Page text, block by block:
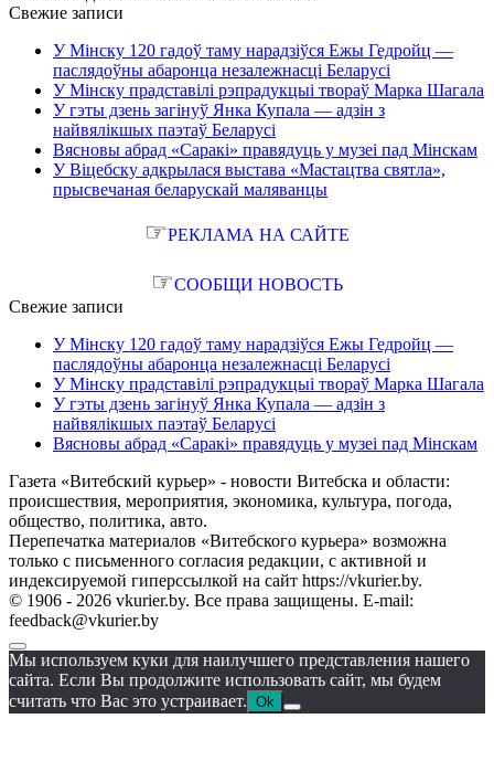
Свежие записи
У Мінску 120 гадоў таму нарадзіўся Ежы Гедройц —
паслядоўны абаронца незалежнасці Беларусі
У Мінску прадставілі рэпрадукцыі твораў Марка Шагала
У гэты дзень загінуў Янка Купала — адзін з
найвялікшых паэтаў Беларусі
Вясновы абрад «Саракі» правядуць у музеі пад Мінскам
У Віцебску адкрылася выстава «Мастацтва святла»,
прысвечаная беларускай маляванцы
☞РЕКЛАМА НА САЙТЕ
☞СООБЩИ НОВОСТЬ
Свежие записи
У Мінску 120 гадоў таму нарадзіўся Ежы Гедройц —
паслядоўны абаронца незалежнасці Беларусі
У Мінску прадставілі рэпрадукцыі твораў Марка Шагала
У гэты дзень загінуў Янка Купала — адзін з
найвялікшых паэтаў Беларусі
Вясновы абрад «Саракі» правядуць у музеі пад Мінскам
Газета «Витебский курьер» - новости Витебска и области:
происшествия, мероприятия, экономика, культура, погода,
общество, политика, авто.
Перепечатка материалов «Витебского курьера» возможна
только с письменного согласия редакции, с активной и
индексируемой гиперссылкой на сайт https://vkurier.by.
© 1906 - 2026 vkurier.by. Все права защищены. E-mail:
feedback@vkurier.by
Мы используем куки для наилучшего представления нашего
сайта. Если Вы продолжите использовать сайт, мы будем
считать что Вас это устраивает. Ok